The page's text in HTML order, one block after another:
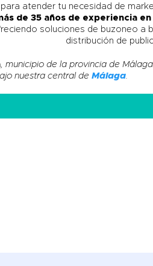
atender tu necesidad de
de 35 años de experiencia en
soluciones de buzoneo a
distribución de
, municipio de la provincia de
nuestra central de Málaga